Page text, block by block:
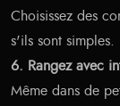
Choisissez des
s'ils sont simples.
6. Rangez avec
Même dans de